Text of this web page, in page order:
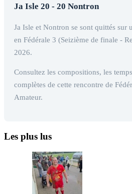
Ja Isle 20 - 20 Nontron
Ja Isle et Nontron se sont quittés sur
en Fédérale 3 (Seizième de finale -
2026.
Consultez les compositions, les
complètes de cette rencontre de
Amateur.
Les plus lus